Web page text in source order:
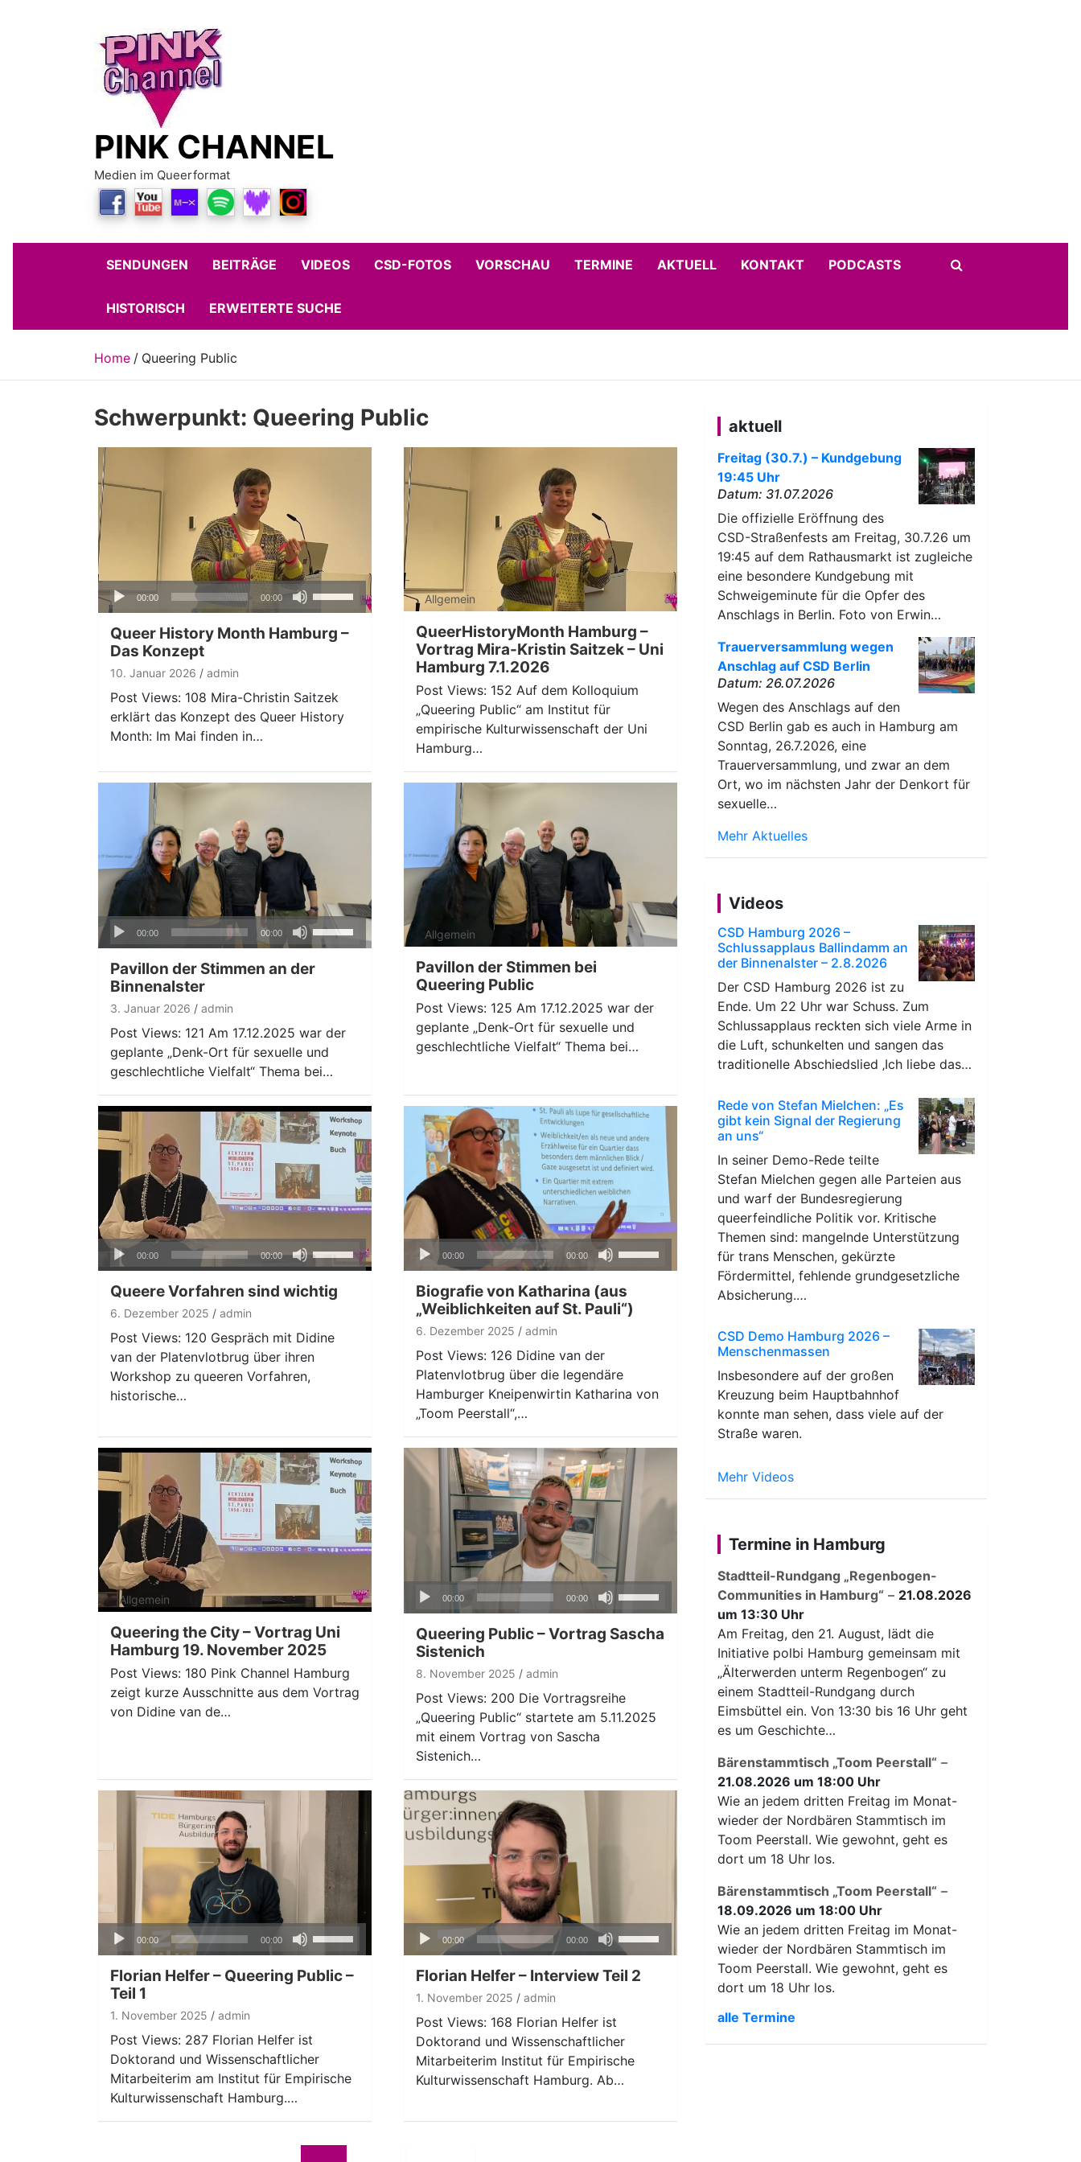
PINK CHANNEL
Medien im Queerformat
SENDUNGEN BEITRÄGE VIDEOS CSD-FOTOS VORSCHAU TERMINE AKTUELL KONTAKT PODCASTS
HISTORISCH ERWEITERTE SUCHE
Home Queering Public
Schwerpunkt: Queering Public
Audio-
Player
00:00 00:00
Pfeiltasten
Hoch/Runter
benutzen,
zu
regeln.
Queer History Month Hamburg –
Das Konzept
10. Januar 2026 admin
Post Views: 108 Mira-Christin Saitzek
erklärt das Konzept des Queer History
Month: Im Mai finden in…
Allgemein
QueerHistoryMonth Hamburg –
Vortrag Mira-Kristin Saitzek – Uni
Hamburg 7.1.2026
Post Views: 152 Auf dem Kolloquium
„Queering Public“ am Institut für
empirische Kulturwissenschaft der Uni
Hamburg…
Audio-
Player
00:00 00:00
Pfeiltasten
Hoch/Runter
benutzen,
zu
regeln.
Pavillon der Stimmen an der
Binnenalster
3. Januar 2026 admin
Post Views: 121 Am 17.12.2025 war der
geplante „Denk-Ort für sexuelle und
geschlechtliche Vielfalt“ Thema bei…
Allgemein
Pavillon der Stimmen bei
Queering Public
Post Views: 125 Am 17.12.2025 war der
geplante „Denk-Ort für sexuelle und
geschlechtliche Vielfalt“ Thema bei…
Audio-
Player
00:00 00:00
Pfeiltasten
Hoch/Runter
benutzen,
Lautstärke
zu
Queere Vorfahren sind wichtig
6. Dezember 2025 admin
Post Views: 120 Gespräch mit Didine
van der Platenvlotbrug über ihren
Workshop zu queeren Vorfahren,
historische…
Audio-
Player
00:00 00:00
benutzen,
um
regeln.
Biografie von Katharina (aus
„Weiblichkeiten auf St. Pauli“)
6. Dezember 2025 admin
Post Views: 126 Didine van der
Platenvlotbrug über die legendäre
Hamburger Kneipenwirtin Katharina von
„Toom Peerstall“,…
Allgemein
Queering the City – Vortrag Uni
Hamburg 19. November 2025
Post Views: 180 Pink Channel Hamburg
zeigt kurze Ausschnitte aus dem Vortrag
von Didine van de…
Audio-
00:00 00:00
benutzen,
zu
regeln.
Queering Public – Vortrag Sascha
Sistenich
8. November 2025 admin
Post Views: 200 Die Vortragsreihe
„Queering Public“ startete am 5.11.2025
mit einem Vortrag von Sascha
Sistenich…
Audio-
Player
00:00 00:00
benutzen,
regeln.
Florian Helfer – Queering Public –
Teil 1
1. November 2025 admin
Post Views: 287 Florian Helfer ist
Doktorand und Wissenschaftlicher
Mitarbeiterim am Institut für Empirische
Kulturwissenschaft Hamburg.…
Audio-
Player
00:00 00:00
Hoch/Runter
benutzen,
zu
regeln.
Florian Helfer – Interview Teil 2
1. November 2025 admin
Post Views: 168 Florian Helfer ist
Doktorand und Wissenschaftlicher
Mitarbeiterim Institut für Empirische
Kulturwissenschaft Hamburg. Ab…
aktuell
Freitag (30.7.) – Kundgebung
19:45 Uhr
Datum: 31.07.2026
Die offizielle Eröffnung des
CSD-Straßenfests am Freitag, 30.7.26 um
19:45 auf dem Rathausmarkt ist zugleiche
eine besondere Kundgebung mit
Schweigeminute für die Opfer des
Anschlags in Berlin. Foto von Erwin…
Trauerversammlung wegen
Anschlag auf CSD Berlin
Datum: 26.07.2026
Wegen des Anschlags auf den
CSD Berlin gab es auch in Hamburg am
Sonntag, 26.7.2026, eine
Trauerversammlung, und zwar an dem
Ort, wo im nächsten Jahr der Denkort für
sexuelle…
Mehr Aktuelles
Videos
CSD Hamburg 2026 –
Schlussapplaus Ballindamm an
der Binnenalster – 2.8.2026
Der CSD Hamburg 2026 ist zu
Ende. Um 22 Uhr war Schuss. Zum
Schlussapplaus reckten sich viele Arme in
die Luft, schunkelten und sangen das
traditionelle Abschiedslied ‚Ich liebe das…
Rede von Stefan Mielchen: „Es
gibt kein Signal der Regierung
an uns“
In seiner Demo-Rede teilte
Stefan Mielchen gegen alle Parteien aus
und warf der Bundesregierung
queerfeindliche Politik vor. Kritische
Themen sind: mangelnde Unterstützung
für trans Menschen, gekürzte
Fördermittel, fehlende grundgesetzliche
Absicherung.…
CSD Demo Hamburg 2026 –
Menschenmassen
Insbesondere auf der großen
Kreuzung beim Hauptbahnhof
konnte man sehen, dass viele auf der
Straße waren.
Mehr Videos
Termine in Hamburg
Stadtteil-Rundgang „Regenbogen-
Communities in Hamburg“ – 21.08.2026
um 13:30 Uhr
Am Freitag, den 21. August, lädt die
Initiative polbi Hamburg gemeinsam mit
„Älterwerden unterm Regenbogen“ zu
einem Stadtteil-Rundgang durch
Eimsbüttel ein. Von 13:30 bis 16 Uhr geht
es um Geschichte…
Bärenstammtisch „Toom Peerstall“ –
21.08.2026 um 18:00 Uhr
Wie an jedem dritten Freitag im Monat-
wieder der Nordbären Stammtisch im
Toom Peerstall. Wie gewohnt, geht es
dort um 18 Uhr los.
Bärenstammtisch „Toom Peerstall“ –
18.09.2026 um 18:00 Uhr
Wie an jedem dritten Freitag im Monat-
wieder der Nordbären Stammtisch im
Toom Peerstall. Wie gewohnt, geht es
dort um 18 Uhr los.
alle Termine